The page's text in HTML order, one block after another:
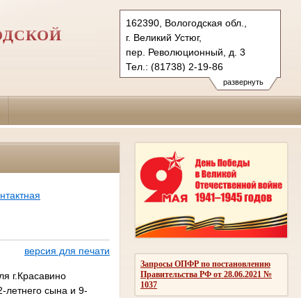
развернуть
162390, Вологодская обл.,
г. Великий Устюг,
пер. Революционный, д. 3
Тел.: (81738) 2-19-86
velikoustugsky.vld@sudrf.ru
Запросы ОПФР по постановлению
Правительства РФ от 28.06.2021 №
1037
версия для печати
г.Красавино
летнего сына и 9-